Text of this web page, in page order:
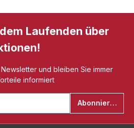
Laufenden über
und bleiben Sie immer
informiert
Abonnieren